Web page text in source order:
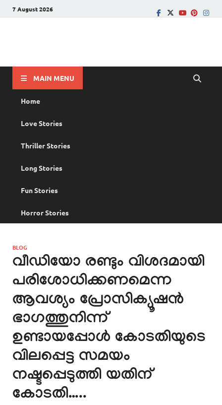
7 August 2026
MAIN MENU
Home
Love Stories
Thriller Stories
Long Stories
Fun Stories
Horror Stories
BLOG
വീഡിയോ രണ്ടും വിശദമായി
പരിശോധിക്കണമെന്ന
ആവശ്യം പ്രോസിക്യൂഷൻ
ഭാഗത്തുനിന്ന്
ഉണ്ടായപ്പോൾ കോടതിയുടെ
വിലപ്പെട്ട സമയം
നഷ്ടപ്പെടുത്തി യതിന്
കോടതി…..